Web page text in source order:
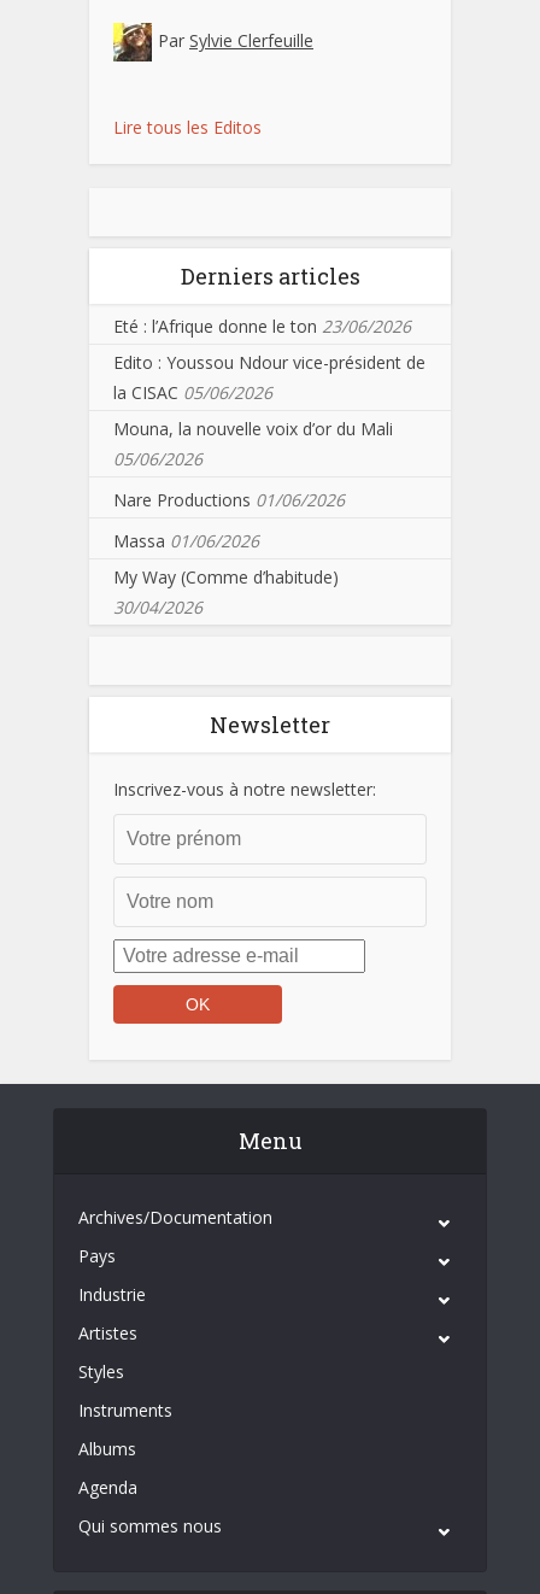
Par Sylvie Clerfeuille
Lire tous les Editos
Derniers articles
Eté : l’Afrique donne le ton 23/06/2026
Edito : Youssou Ndour vice-président de
la CISAC 05/06/2026
Mouna, la nouvelle voix d’or du Mali
05/06/2026
Nare Productions 01/06/2026
Massa 01/06/2026
My Way (Comme d’habitude)
30/04/2026
Newsletter
Inscrivez-vous à notre newsletter:
Menu
Archives/Documentation
Pays
Industrie
Artistes
Styles
Instruments
Albums
Agenda
Qui sommes nous